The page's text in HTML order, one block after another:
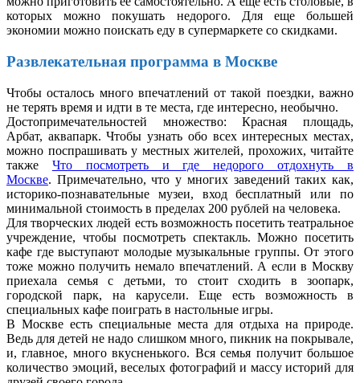
которых можно покушать недорого. Для еще большей
экономии можно поискать еду в супермаркете со скидками.
Развлекательная программа в Москве
Чтобы осталось много впечатлений от такой поездки, важно
не терять время и идти в те места, где интересно, необычно.
Достопримечательностей множество: Красная площадь,
Арбат, аквапарк. Чтобы узнать обо всех интересных местах,
можно поспрашивать у местных жителей, прохожих, читайте
также Что посмотреть и где недорого отдохнуть в
Москве. Примечательно, что у многих заведений таких как,
историко-познавательные музеи, вход бесплатный или по
минимальной стоимость в пределах 200 рублей на человека.
Для творческих людей есть возможность посетить театральное
учреждение, чтобы посмотреть спектакль. Можно посетить
кафе где выступают молодые музыкальные группы. От этого
тоже можно получить немало впечатлений. А если в Москву
приехала семья с детьми, то стоит сходить в зоопарк,
городской парк, на карусели. Еще есть возможность в
специальных кафе поиграть в настольные игры.
В Москве есть специальные места для отдыха на природе.
Ведь для детей не надо слишком много, пикник на покрывале,
и, главное, много вкусненького. Вся семья получит большое
количество эмоций, веселых фотографий и массу историй для